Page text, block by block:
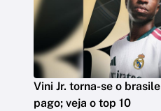
Vini Jr. torna-se o
pago; veja o top 10